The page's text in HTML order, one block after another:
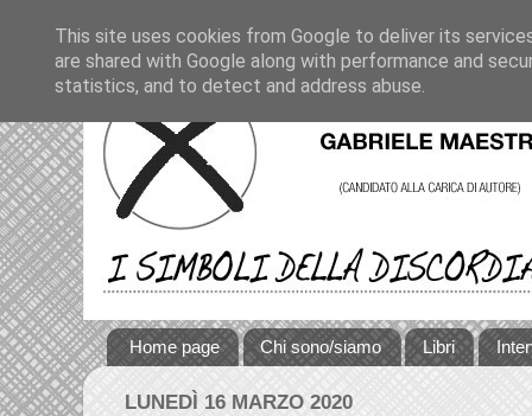
Home page Chi sono/siamo Libri
LUNEDÌ 16 MARZO 2020
This site uses cookies from Google to deliver its
are shared with Google along with performance and
statistics, and to detect and address abuse.